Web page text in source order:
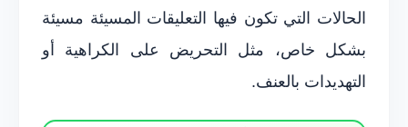
الحالات التي تكون فيها التعليقات المسيئة مسيئة
بشكل خاص، مثل التحريض على الكراهية أو
التهديدات بالعنف.